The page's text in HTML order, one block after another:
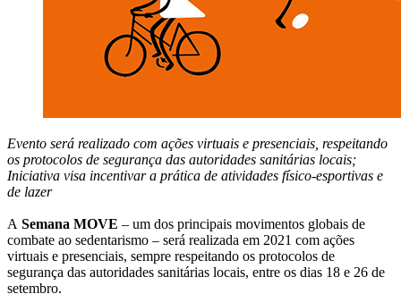
Evento será realizado com ações virtuais e presenciais, respeitando
os protocolos de segurança das autoridades sanitárias locais;
Iniciativa visa incentivar a prática de atividades físico-esportivas e
de lazer
A Semana MOVE – um dos principais movimentos globais de
combate ao sedentarismo – será realizada em 2021 com ações
virtuais e presenciais, sempre respeitando os protocolos de
segurança das autoridades sanitárias locais, entre os dias 18 e 26 de
setembro.